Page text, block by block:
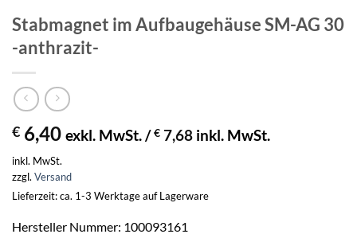
Stabmagnet im Aufbaugehäuse SM-AG 30
-anthrazit-
€ 6,40 exkl. MwSt. /€ 7,68 inkl. MwSt.
inkl. MwSt.
zzgl. Versand
Lieferzeit: ca. 1-3 Werktage auf Lagerware
Hersteller Nummer: 100093161